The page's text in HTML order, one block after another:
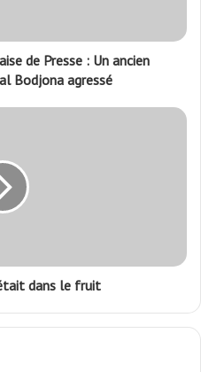
de Presse : Un ancien
Bodjona agressé
dans le fruit